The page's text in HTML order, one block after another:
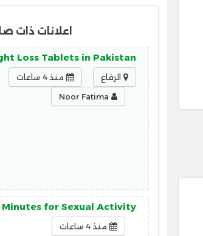
اعلانات ذات
Loss Tablets in Pakistan
الرفاع
منذ 4 ساعات
for Sexual Activity.
منذ 4 ساعات